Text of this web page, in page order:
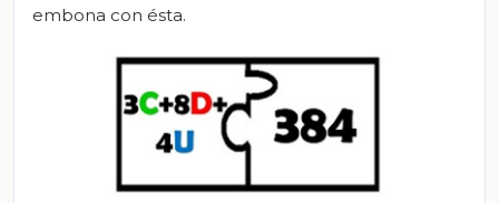
embona con ésta.